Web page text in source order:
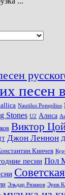
песен
Nautilus Pompilius
Stones U2 Алиса
Виктор
Джон Леннон
Кинчев
песни Пол
Эльдар Рязанов Эрик